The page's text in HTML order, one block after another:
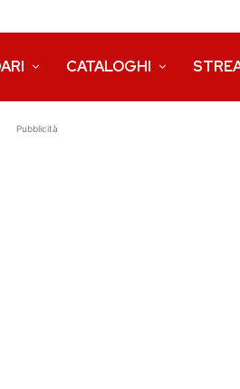
CATALOGHI
Pubblicità